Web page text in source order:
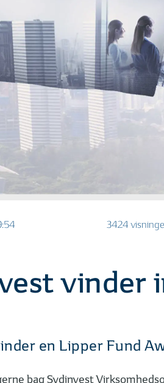
3424
vinder
en Lipper Fund
bag Sydinvest